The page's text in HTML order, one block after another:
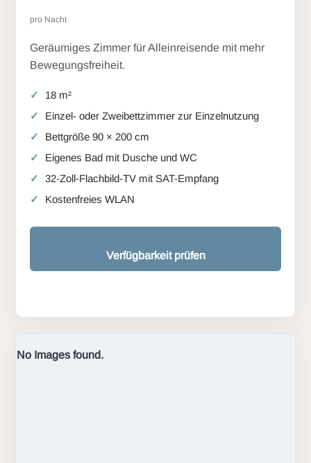
pro Nacht
Geräumiges Zimmer für Alleinreisende mit mehr
Bewegungsfreiheit.
18 m²
Einzel- oder Zweibettzimmer zur Einzelnutzung
Bettgröße 90 × 200 cm
Eigenes Bad mit Dusche und WC
32-Zoll-Flachbild-TV mit SAT-Empfang
Kostenfreies WLAN
Verfügbarkeit prüfen
No Images found.